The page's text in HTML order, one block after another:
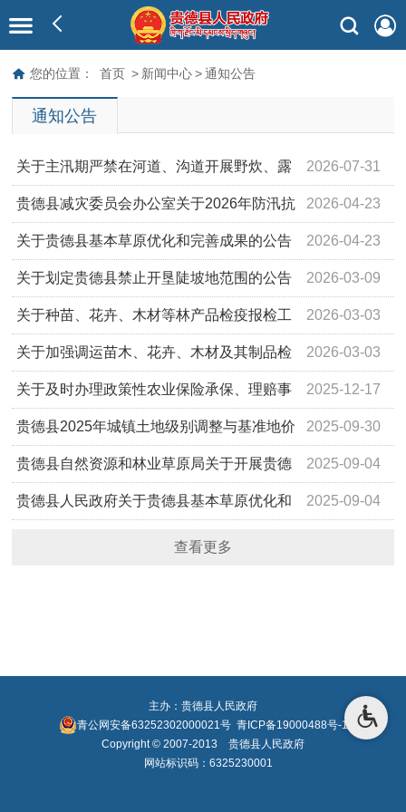
您的位置： 首页 > 新闻中心 > 通知公告
通知公告
2026-07-31
关于主汛期严禁在河道、沟道开展野炊、露
营等活动的通告 2026-04-23
贵德县减灾委员会办公室关于2026年防汛抗
旱行政责任人的公示 2026-04-23
关于贵德县基本草原优化和完善成果的公告
2026-03-09
关于划定贵德县禁止开垦陡坡地范围的公告
2026-03-03
关于种苗、花卉、木材等林产品检疫报检工
作的通知 2026-03-03
关于加强调运苗木、花卉、木材及其制品检
疫工作的通告 2025-12-17
关于及时办理政策性农业保险承保、理赔事
宜告知书 2025-09-30
贵德县2025年城镇土地级别调整与基准地价
更新成果的公示 2025-09-04
贵德县自然资源和林业草原局关于开展贵德
县自然资源所有权首次登记的通告 2025-09-04
贵德县人民政府关于贵德县基本草原优化和
查看更多
主办：贵德县人民政府
青公网安备63252302000021号 青ICP备19000488号-1
Copyright © 2007-2013 贵德县人民政府
网站标识码：6325230001